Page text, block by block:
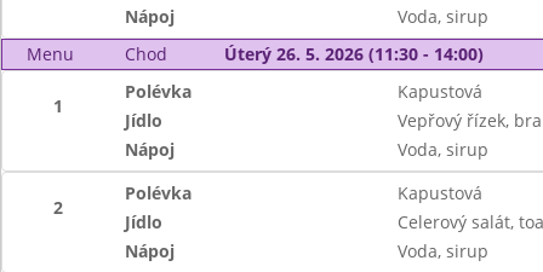
Nápoj
Voda, sirup
Menu
Chod Úterý 26. 5. 2026 (11:30 - 14:00)
1
Polévka
Kapustová
Jídlo
Vepřový řízek,
Nápoj
Voda, sirup
2
Polévka
Kapustová
Jídlo
Celerový salát,
Nápoj
Voda, sirup